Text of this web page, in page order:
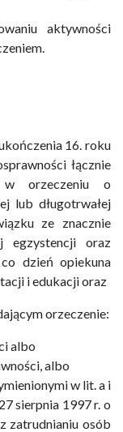
aktywności
16. roku
łącznie
orzeczeniu o
lub długotrwałej
ze znacznie
egzystencji oraz
co dzień opiekuna
i edukacji oraz
orzeczenie:
albo
albo
w lit. a i
sierpnia 1997 r. o
zatrudnianiu osób